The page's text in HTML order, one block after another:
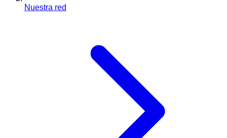
Nuestra red